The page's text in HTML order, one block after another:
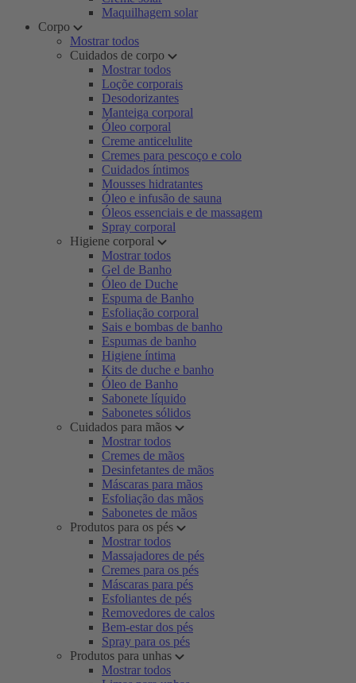
Maquilhagem solar
Corpo
Mostrar todos
Cuidados de corpo
Mostrar todos
Loçõe corporais
Desodorizantes
Manteiga corporal
Óleo corporal
Creme anticelulite
Cremes para pescoço e colo
Cuidados íntimos
Mousses hidratantes
Óleo e infusão de sauna
Óleos essenciais e de massagem
Spray corporal
Higiene corporal
Mostrar todos
Gel de Banho
Óleo de Duche
Espuma de Banho
Esfoliação corporal
Sais e bombas de banho
Espumas de banho
Higiene íntima
Kits de duche e banho
Óleo de Banho
Sabonete líquido
Sabonetes sólidos
Cuidados para mãos
Mostrar todos
Cremes de mãos
Desinfetantes de mãos
Máscaras para mãos
Esfoliação das mãos
Sabonetes de mãos
Produtos para os pés
Mostrar todos
Massajadores de pés
Cremes para os pés
Máscaras para pés
Esfoliantes de pés
Removedores de calos
Bem-estar dos pés
Spray para os pés
Produtos para unhas
Mostrar todos